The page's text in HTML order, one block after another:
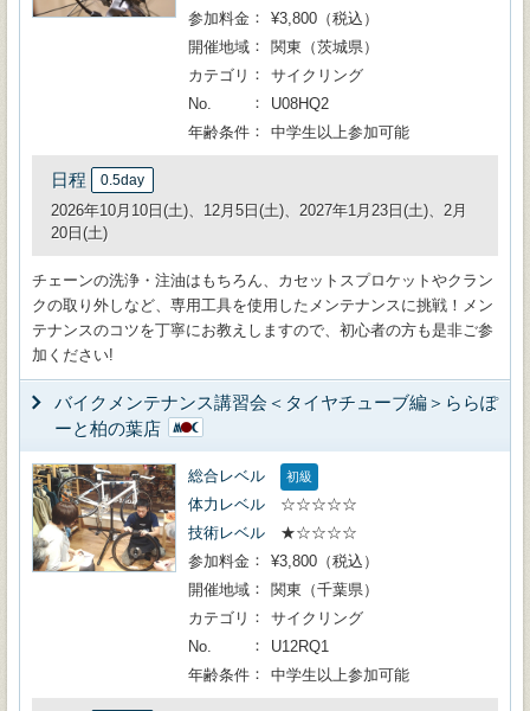
参加料金
¥3,800（税込）
開催地域
関東（茨城県）
カテゴリ
サイクリング
No.
U08HQ2
年齢条件
中学生以上参加可能
日程 0.5day
2026年10月10日(土)、12月5日(土)、2027年1月23日(土)、2月
20日(土)
チェーンの洗浄・注油はもちろん、カセットスプロケットやクラン
クの取り外しなど、専用工具を使用したメンテナンスに挑戦！メン
テナンスのコツを丁寧にお教えしますので、初心者の方も是非ご参
加ください!
バイクメンテナンス講習会＜タイヤチューブ編＞ららぽ
ーと柏の葉店
総合レベル 初級
体力レベル
☆☆☆☆☆
技術レベル
★☆☆☆☆
参加料金
¥3,800（税込）
開催地域
関東（千葉県）
カテゴリ
サイクリング
No.
U12RQ1
年齢条件
中学生以上参加可能